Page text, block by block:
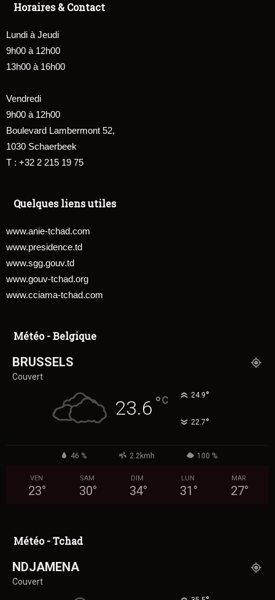
Horaires & Contact
Lundi à Jeudi
9h00 à 12h00
13h00 à 16h00
Vendredi
9h00 à 12h00
Boulevard Lambermont 52,
1030 Schaerbeek
T : +32 2 215 19 75
Quelques liens utiles
www.anie-tchad.com
www.presidence.td
www.sgg.gouv.td
www.gouv-tchad.org
www.cciama-tchad.com
Météo - Belgique
BRUSSELS
Couvert
23.6 °C 24.9°
22.7°
46 % 2.2kmh 100 %
VEN
23°
SAM
30°
DIM
34°
LUN
31 °
MAR
27°
Météo - Tchad
NDJAMENA
Couvert